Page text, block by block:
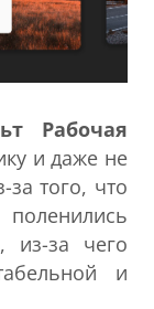
Рабочая
и даже не
за того, что
из-за чего
и